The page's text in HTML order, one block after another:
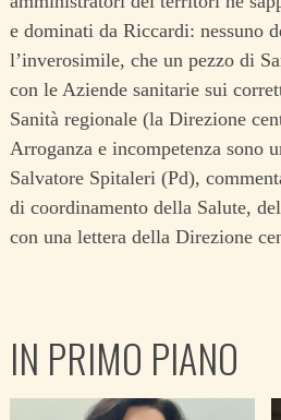
e dominati da Riccardi: nessuno
l’inverosimile, che un pezzo di
con le Aziende sanitarie sui
Sanità regionale (la Direzione
Arroganza e incompetenza sono
Salvatore Spitaleri (Pd),
di coordinamento della Salute,
con una lettera della Direzione
IN PRIMO PIANO